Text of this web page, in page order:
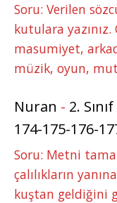
Soru: Verilen
kutulara yazınız.
masumiyet,
müzik, oyun,
Nuran - 2.
174-175-176-
Soru: Metni
çalılıkların
kuştan geldiğini